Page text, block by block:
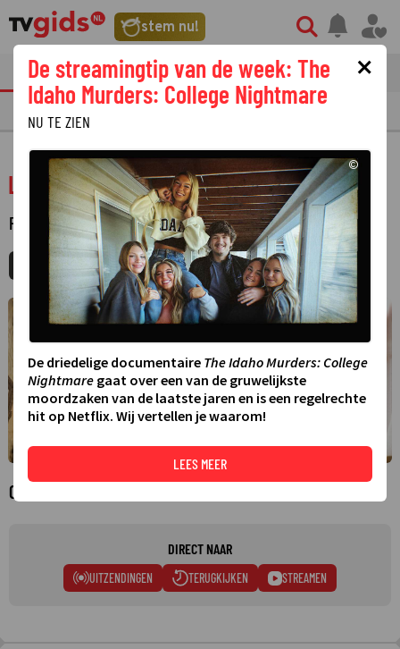
stem nu!
tvgids streaming nieuws
PRIMETIME GEMIST
Les boules de Noël
FILM SPEELFILM
MIJNGIDS AGENDA DELEN
Over Les boules de Noël
DIRECT NAAR
UITZENDINGEN TERUGKIJKEN STREAMEN
×
De streamingtip van de week: The
Idaho Murders: College Nightmare
NU TE ZIEN
©
De driedelige documentaire The Idaho Murders: College
Nightmare gaat over een van de gruwelijkste
moordzaken van de laatste jaren en is een regelrechte
hit op Netflix. Wij vertellen je waarom!
LEES MEER